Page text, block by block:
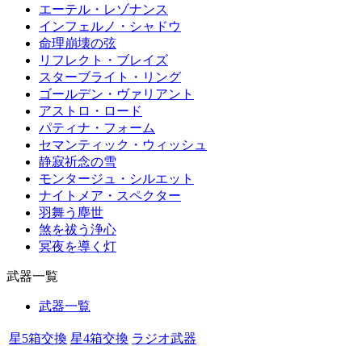
エーテル・レゾナンス
インフェルノ・シャドウ
命理崩壊の弦
リフレクト・ブレイズ
スターブライト・リング
ゴールデン・ヴァリアント
アストロ・ロード
パティナ・フォーム
セマンティック・ウィッシュ
静寂祈念の雪
モンタージュ・シルエット
ナイトメア・スペクター
羽舞う塵世
煞を祓う浄心
冥夜を導く灯
武器一覧
武器一覧
星5箱交換 星4箱交換 ラジオ武器